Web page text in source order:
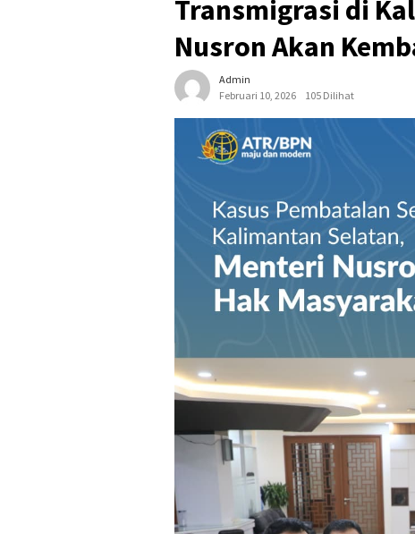
Transmigrasi di
Nusron Akan
Admin
Februari 10, 2026
105 Dilihat